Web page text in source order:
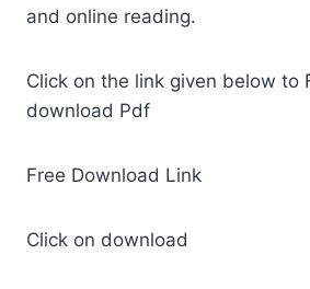
and online reading.
Click on the link given below to
download Pdf
Free Download Link
Click on download